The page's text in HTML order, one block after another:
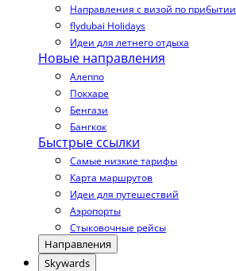
Направления с визой по прибытии
flydubai Holidays
Идеи для летнего отдыха
Новые направления
Алеппо
Покхаре
Бенгази
Бангкок
Быстрые ссылки
Самые низкие тарифы
Карта маршрутов
Идеи для путешествий
Аэропорты
Стыковочные рейсы
Направления
Skywards